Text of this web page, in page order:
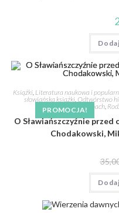
PROMOCJA!
Książki Literatura naukowa i
słowiańska książki Odtwórstwo
Słowianach,
O Sławiańszczyźnie przed
Chodakowski,